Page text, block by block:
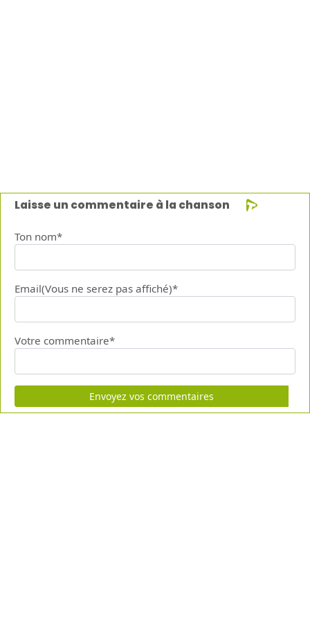
Laisse un commentaire à la chanson
Ton nom*
Email(Vous ne serez pas affiché)*
Votre commentaire*
Envoyez vos commentaires